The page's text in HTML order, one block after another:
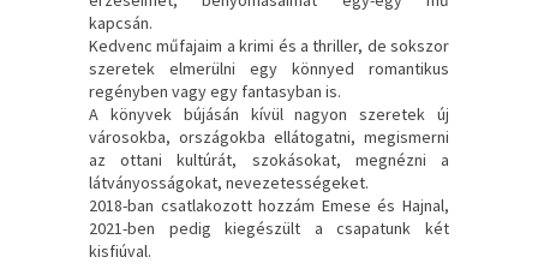
kapcsán.
Kedvenc műfajaim a krimi és a thriller, de sokszor
szeretek elmerülni egy könnyed romantikus
regényben vagy egy fantasyban is.
A könyvek bújásán kívül nagyon szeretek új
városokba, országokba ellátogatni, megismerni
az ottani kultúrát, szokásokat, megnézni a
látványosságokat, nevezetességeket.
2018-ban csatlakozott hozzám Emese és Hajnal,
2021-ben pedig kiegészült a csapatunk két
kisfiúval.